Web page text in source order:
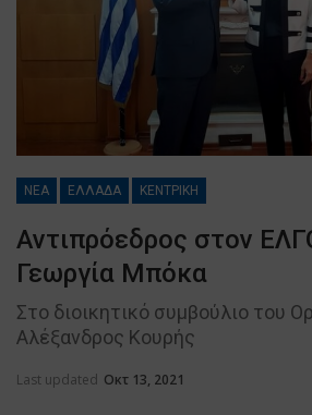
ΝΕΑ ΕΛΛΑΔΑ ΚΕΝΤΡΙΚΗ
Αντιπρόεδρος στον
Γεωργία Μπόκα
Στο διοικητικό συμβούλιο του
Αλέξανδρος Κουρής
Last updated Οκτ 13, 2021